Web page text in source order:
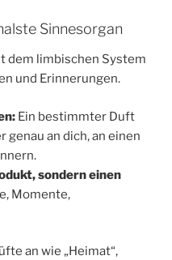
Sinnesorgan
dem limbischen System
und Erinnerungen.
Ein bestimmter Duft
genau an dich, an einen
sondern einen
Momente,
an wie „Heimat“,